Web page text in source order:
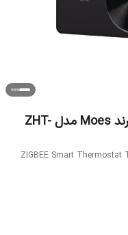
ترموستات پکیج هوشمند Zigbee برند Moes مدل ZHT-
ZIGBEE Smart Thermostat